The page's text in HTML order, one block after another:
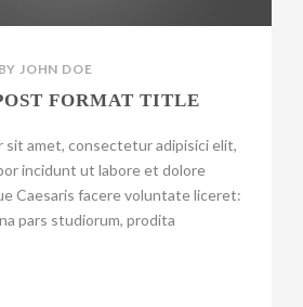
BYJOHN DOE
FORMAT TITLE
sit amet, consectetur adipisici elit,
incidunt ut labore et dolore
Caesaris facere voluntate liceret:
pars studiorum, prodita